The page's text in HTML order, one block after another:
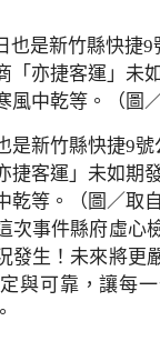
是新竹縣快捷9號
捷客運」未如期
乾等。（圖／取
次事件縣府虛心
發生！未來將更
與可靠，讓每